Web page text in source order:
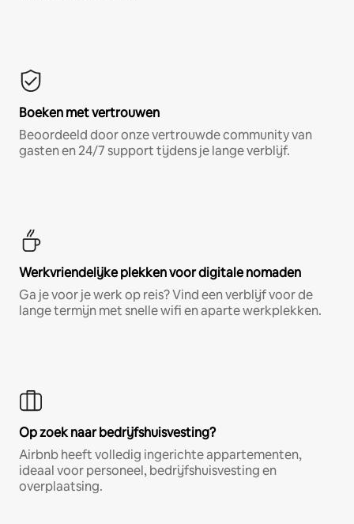
Boeken met vertrouwen
Beoordeeld door onze vertrouwde community van
gasten en 24/7 support tijdens je lange verblijf.
Werkvriendelijke plekken voor digitale nomaden
Ga je voor je werk op reis? Vind een verblijf voor de
lange termijn met snelle wifi en aparte werkplekken.
Op zoek naar bedrijfshuisvesting?
Airbnb heeft volledig ingerichte appartementen,
ideaal voor personeel, bedrijfshuisvesting en
overplaatsing.